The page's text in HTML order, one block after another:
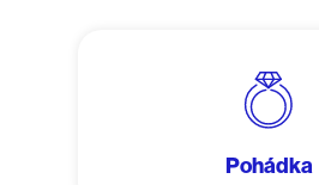
Pohádka